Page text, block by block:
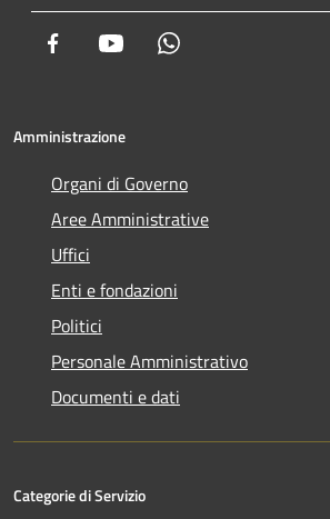
Facebook Youtube
Amministrazione
Organi di Governo
Aree Amministrative
Uffici
Enti e fondazioni
Politici
Personale Amministrativo
Documenti e dati
Categorie di Servizio